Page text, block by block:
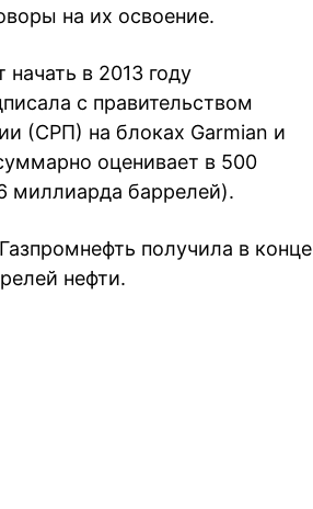
на их освоение.
начать в 2013 году
с правительством
(СРП) на блоках Garmian и
оценивает в 500
миллиарда баррелей).
получила в конце
нефти.